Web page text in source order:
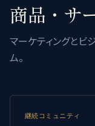
商品・サ
マーケティングとビ
ム。
継続コミュニティ